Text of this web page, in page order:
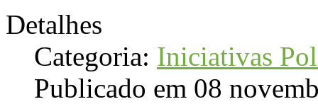
Detalhes
Categoria: Iniciativas
Publicado em 08